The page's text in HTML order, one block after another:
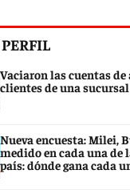
Vaciaron las cuentas de
clientes de una
Nueva encuesta: Milei,
medido en cada una de
país: dónde gana cada